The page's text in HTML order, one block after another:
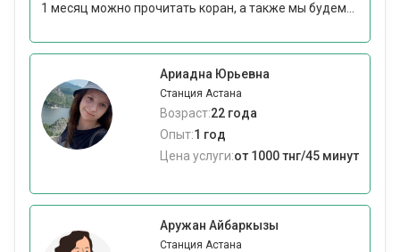
1 месяц можно прочитать коран, а также мы будем...
Ариадна Юрьевна
Станция Астана
Возраст:22 года
Опыт:1 год
Цена услуги:от 1000 тнг/45 минут
Аружан Айбаркызы
Станция Астана